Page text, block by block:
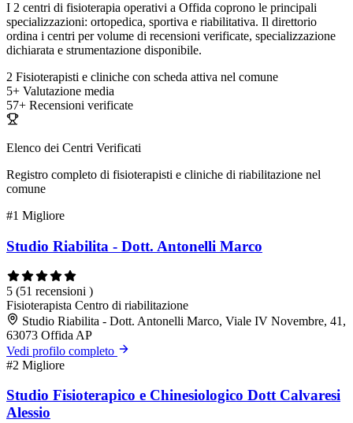
I 2 centri di fisioterapia operativi a Offida coprono le principali
specializzazioni: ortopedica, sportiva e riabilitativa. Il direttorio
ordina i centri per volume di recensioni verificate, specializzazione
dichiarata e strumentazione disponibile.
2 Fisioterapisti e cliniche con scheda attiva nel comune
5+ Valutazione media
57+ Recensioni verificate
Elenco dei Centri Verificati
Registro completo di fisioterapisti e cliniche di riabilitazione nel
comune
#1 Migliore
Studio Riabilita - Dott. Antonelli Marco
5 (51 recensioni )
Fisioterapista Centro di riabilitazione
Studio Riabilita - Dott. Antonelli Marco, Viale IV Novembre, 41,
63073 Offida AP
Vedi profilo completo
#2 Migliore
Studio Fisioterapico e Chinesiologico Dott Calvaresi
Alessio